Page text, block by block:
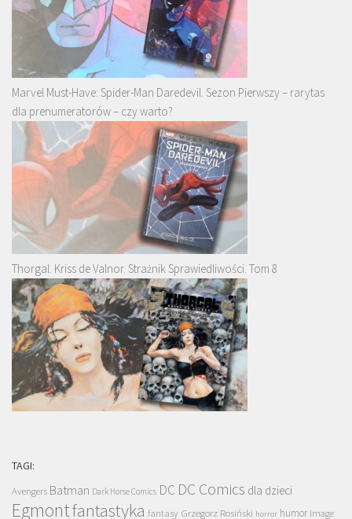
Marvel Must-Have: Spider-Man Daredevil. Sezon Pierwszy – rarytas
dla prenumeratorów – czy warto?
Thorgal. Kriss de Valnor. Strażnik Sprawiedliwości. Tom 8
TAGI:
Avengers Batman Dark Horse Comics DC DC Comics dla dzieci
Egmontfantastyka fantasy Grzegorz Rosiński horror humor Image